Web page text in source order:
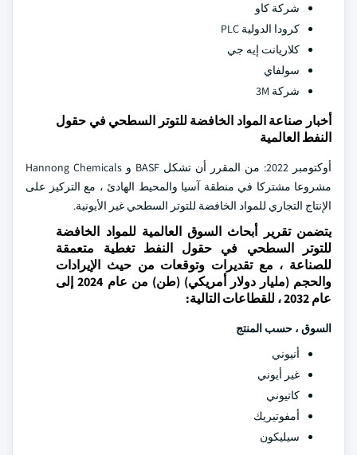
شركة كاو
كرودا الدولية PLC
كلاريانت إيه جي
سولفاي
شركة 3M
أخبار صناعة المواد الخافضة للتوتر السطحي في حقول
النفط العالمية
أوكتومبر 2022: من المقرر أن تشكل BASF و Hannong Chemicals
مشروعا مشتركا في منطقة آسيا والمحيط الهادئ ، مع التركيز على
الإنتاج التجاري للمواد الخافضة للتوتر السطحي غير الأيونية.
يتضمن تقرير أبحاث السوق العالمية للمواد الخافضة
للتوتر السطحي في حقول النفط تغطية متعمقة
للصناعة ، مع تقديرات وتوقعات من حيث الإيرادات
والحجم (مليار دولار أمريكي) (طن) من عام 2024 إلى
عام 2032 ، للقطاعات التالية:
السوق ، حسب المنتج
أنيوني
غير أيوني
كاتيوني
أمفوتيريك
سيليكون